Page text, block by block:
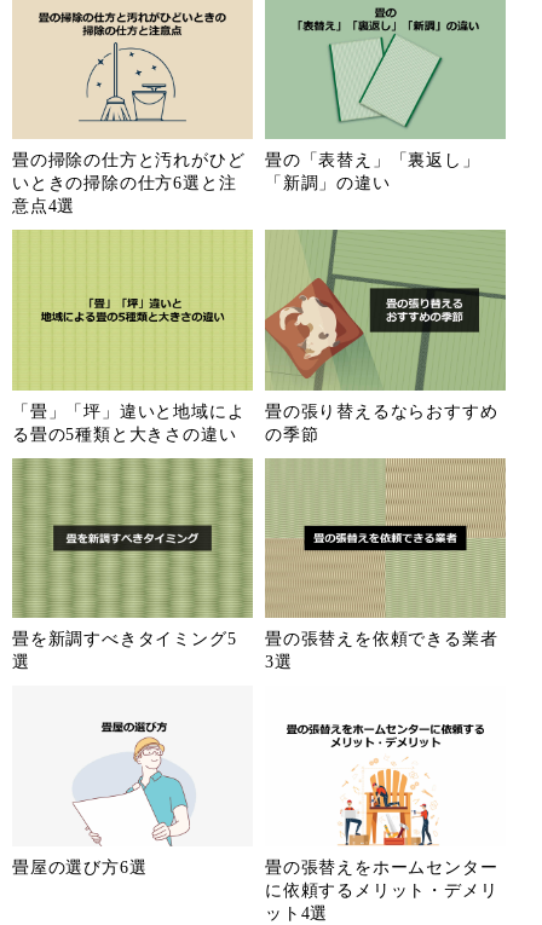
畳の掃除の仕方と汚れがひど
いときの掃除の仕方6選と注
意点4選
畳の「表替え」「裏返し」
「新調」の違い
「畳」「坪」違いと地域によ
る畳の5種類と大きさの違い
畳の張り替えるならおすすめ
の季節
畳を新調すべきタイミング5
選
畳の張替えを依頼できる業者
3選
畳屋の選び方6選
畳の張替えをホームセンター
に依頼するメリット・デメリ
ット4選